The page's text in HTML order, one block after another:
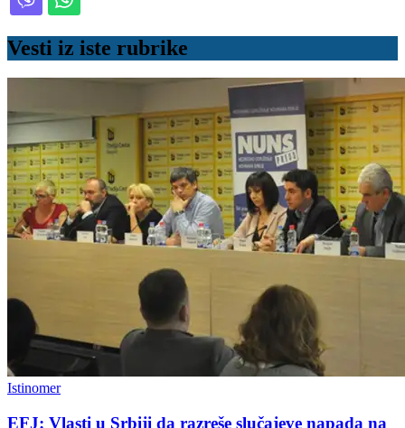
Vesti iz iste rubrike
Istinomer
EFJ: Vlasti u Srbiji da razreše slučajeve napada na